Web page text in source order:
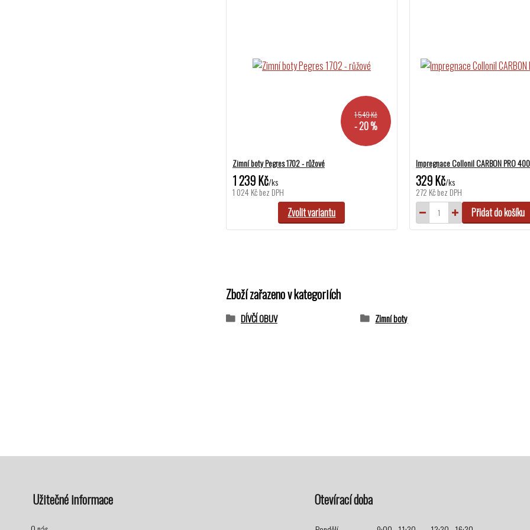
1 549 Kč
- 20 %
Zimní boty Pegres 1702 - růžové
1 239 Kč/ks
1 024 Kčbez DPH
Zvolit variantu
Impregnace Collonil CARBON PRO
329 Kč/ks
272 Kčbez DPH
Přidat do košíku
Zboží zařazeno v kategoriích
DÍVČÍ OBUV Zimní boty
Užitečné informace Otevírací doba